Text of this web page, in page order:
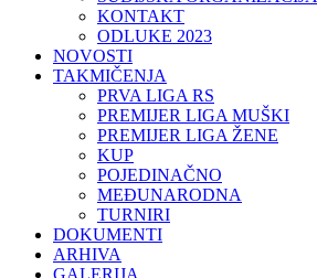
KONTAKT
ODLUKE 2023
NOVOSTI
TAKMIČENJA
PRVA LIGA RS
PREMIJER LIGA MUŠKI
PREMIJER LIGA ŽENE
KUP
POJEDINAČNO
MEĐUNARODNA
TURNIRI
DOKUMENTI
ARHIVA
GALERIJA